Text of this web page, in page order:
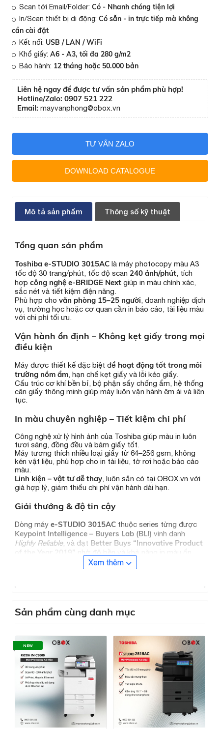
Scan tới Email/Folder: Có - Nhanh chóng tiện lợi
In/Scan thiết bị di động: Có sẵn - in trực tiếp mà không
cần cài đặt
Kết nối: USB / LAN / WiFi
Khổ giấy: A6 - A3, tối đa 280 g/m2
Bảo hành: 12 tháng hoặc 50.000 bản
Liên hệ ngay để được tư vấn sản phẩm phù hợp!
Hotline/Zalo: 0907 521 222
Email: mayvanphong@obox.vn
TƯ VẤN ZALO
DOWNLOAD CATALOGUE
Mô tả sản phẩm Thông số kỹ thuật
Tổng quan sản phẩm
Toshiba e-STUDIO 3015AC là máy photocopy màu A3
tốc độ 30 trang/phút, tốc độ scan 240 ảnh/phút, tích
hợp công nghệ e-BRIDGE Next giúp in màu chính xác,
sắc nét và tiết kiệm điện năng.
Phù hợp cho văn phòng 15–25 người, doanh nghiệp dịch
vụ, trường học hoặc cơ quan cần in báo cáo, tài liệu màu
với chi phí tối ưu.
Vận hành ổn định – Không kẹt giấy trong mọi
điều kiện
Máy được thiết kế đặc biệt để hoạt động tốt trong môi
trường nồm ẩm, hạn chế kẹt giấy và lỗi kéo giấy.
Cấu trúc cơ khí bền bỉ, bộ phận sấy chống ẩm, hệ thống
cân giấy thông minh giúp máy luôn vận hành êm ái và liên
tục.
In màu chuyên nghiệp – Tiết kiệm chi phí
Công nghệ xử lý hình ảnh của Toshiba giúp màu in luôn
tươi sáng, đồng đều và bám giấy tốt.
Máy tương thích nhiều loại giấy từ 64–256 gsm, không
kén vật liệu, phù hợp cho in tài liệu, tờ rơi hoặc báo cáo
màu.
Linh kiện – vật tư dễ thay, luôn sẵn có tại OBOX.vn với
giá hợp lý, giảm thiểu chi phí vận hành dài hạn.
Giải thưởng & độ tin cậy
Dòng máy e-STUDIO 3015AC thuộc series từng được
Keypoint Intelligence – Buyers Lab (BLI) vinh danh
Highly Reliable, và đạt Better Buys “Innovative Product
of the Year 2019”
nhờ độ bền và khả năng in màu ổn
Dịch vụ & bảo hành
Tất cả sản phẩm tạiOBOX.vn
tuyển chọnđầu vào kỹ càng,
kiểm định kỹ thuật, thay
linh kiện hao mòn, vệ sinh hoàn thiện và kiểm tra trước
khi bàn giao.
Bảo hành12 tháng, hỗ trợ kỹ thuật tận nơi.
Xem thêm
Sản phẩm cùng danh mục
NEW